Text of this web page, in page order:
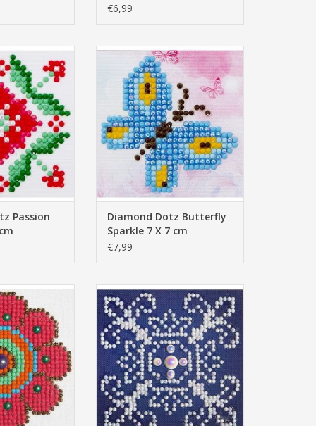
€6,99
Flower 7
cm
WINKELWAGEN
Passion
Diamond Dotz Butterfly Sparkle 7
X 7 cm
Diamond Dotz Butterfly
Sparkle 7 X 7 cm
€7,99
Power
White On Blue Diamond Dotz 10
X 10
TOEVOEGEN AAN WINKELWAGEN